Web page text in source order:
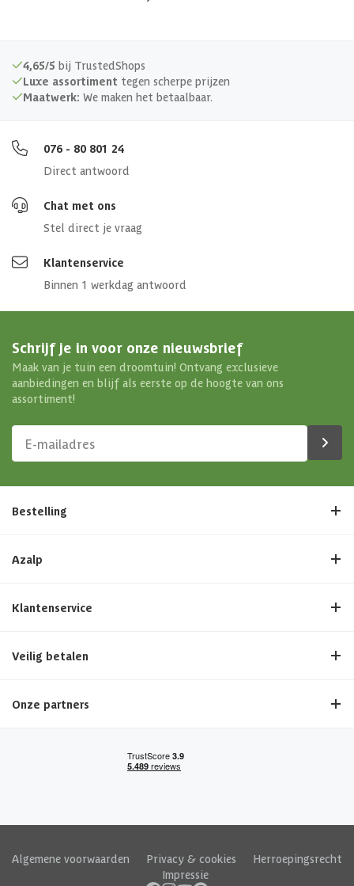
4,65/5 bij TrustedShops
Luxe assortiment tegen scherpe prijzen
Maatwerk: We maken het betaalbaar.
076 - 80 801 24
Direct antwoord
Chat met ons
Stel direct je vraag
Klantenservice
Binnen 1 werkdag antwoord
Schrijf je in voor onze nieuwsbrief
Maak van je tuin een droomtuin! Ontvang exclusieve
aanbiedingen en blijf als eerste op de hoogte van ons
assortiment!
Bestelling
Azalp
Klantenservice
Veilig betalen
Onze partners
Algemene voorwaarden Privacy & cookies
Herroepingsrecht
Impressie